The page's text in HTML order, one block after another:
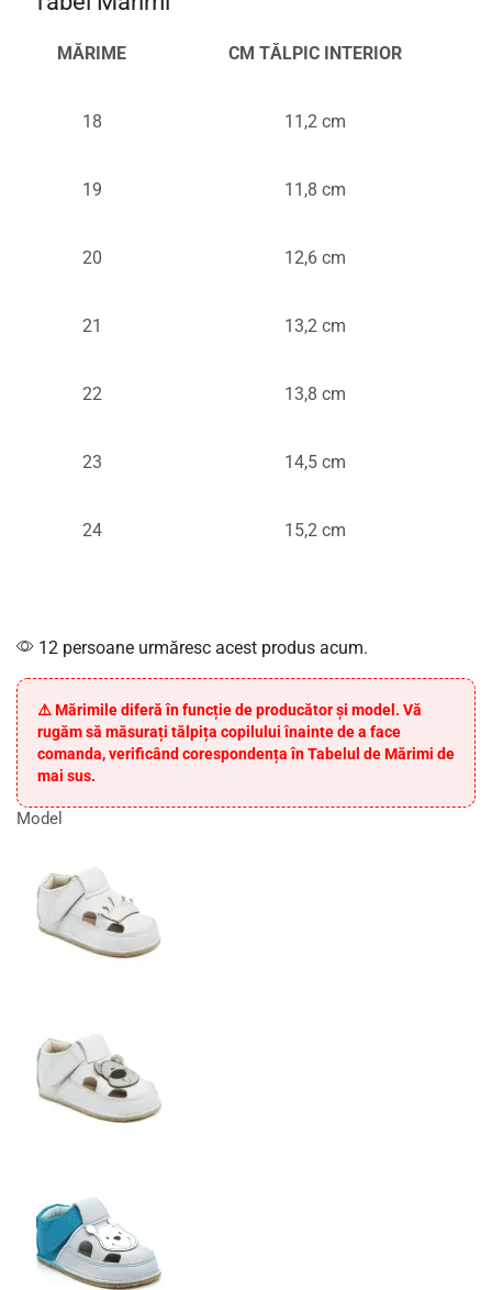
MĂRIME CM TĂLPIC INTERIOR
18 11,2 cm
19 11,8 cm
20 12,6 cm
21 13,2 cm
22 13,8 cm
23 14,5 cm
24 15,2 cm
12 persoane urmăresc acest produs acum.
⚠️ Mărimile diferă în funcție de producător și model. Vă
rugăm să măsurați tălpița copilului înainte de a face
comanda, verificând corespondența în Tabelul de Mărimi de
mai sus.
Model